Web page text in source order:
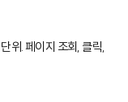
위. 페이지 조회, 클릭,